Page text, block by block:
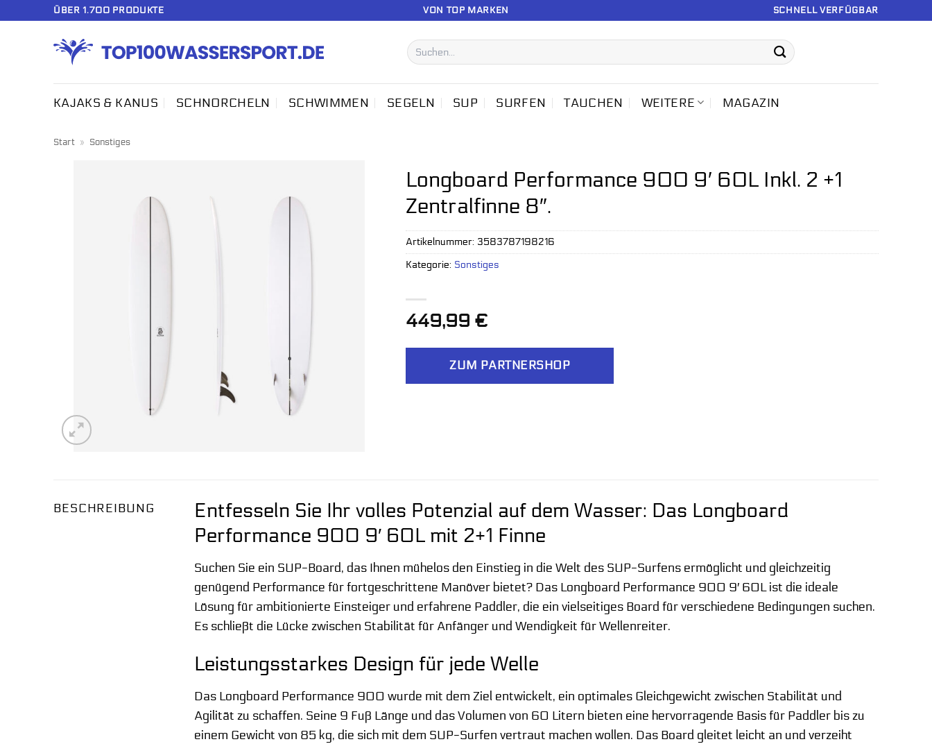
ÜBER 1.700 PRODUKTE VON TOP MARKEN SCHNELL VERFÜGBAR
Suchen
nach:
KAJAKS & KANUS SCHNORCHELN SCHWIMMEN SEGELN SUP SURFEN TAUCHEN WEITERE MAGAZIN
Start » Sonstiges
Longboard Performance 900 9′ 60L Inkl. 2 +1
Zentralfinne 8″.
449,99€
ZUM PARTNERSHOP
Artikelnummer: 3583787198216
Kategorie: Sonstiges
BESCHREIBUNG
Entfesseln Sie Ihr volles Potenzial auf dem Wasser: Das Longboard
Performance 900 9′ 60L mit 2+1 Finne
Suchen Sie ein SUP-Board, das Ihnen mühelos den Einstieg in die Welt des SUP-Surfens ermöglicht und gleichzeitig
genügend Performance für fortgeschrittene Manöver bietet? Das Longboard Performance 900 9′ 60L ist die ideale
Lösung für ambitionierte Einsteiger und erfahrene Paddler, die ein vielseitiges Board für verschiedene Bedingungen suchen.
Es schließt die Lücke zwischen Stabilität für Anfänger und Wendigkeit für Wellenreiter.
Leistungsstarkes Design für jede Welle
Das Longboard Performance 900 wurde mit dem Ziel entwickelt, ein optimales Gleichgewicht zwischen Stabilität und
Agilität zu schaffen. Seine 9 Fuß Länge und das Volumen von 60 Litern bieten eine hervorragende Basis für Paddler bis zu
einem Gewicht von 85 kg, die sich mit dem SUP-Surfen vertraut machen wollen. Das Board gleitet leicht an und verzeiht